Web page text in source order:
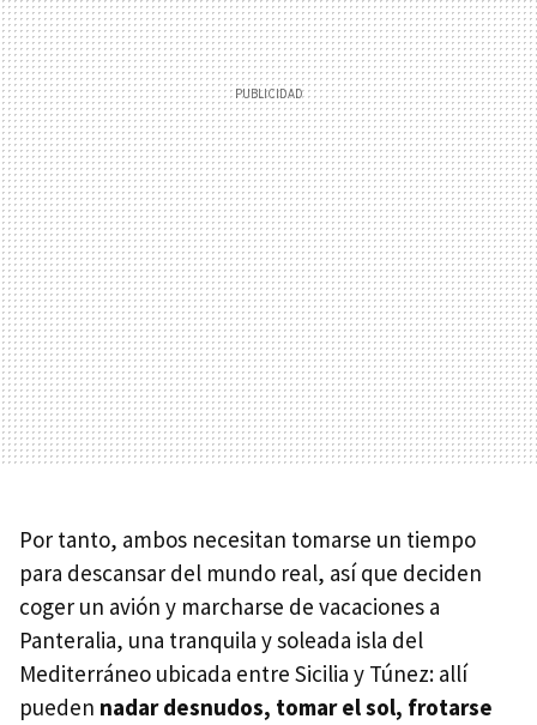
Por tanto, ambos necesitan tomarse un tiempo
para descansar del mundo real, así que deciden
coger un avión y marcharse de vacaciones a
Panteralia, una tranquila y soleada isla del
Mediterráneo ubicada entre Sicilia y Túnez: allí
pueden nadar desnudos, tomar el sol, frotarse